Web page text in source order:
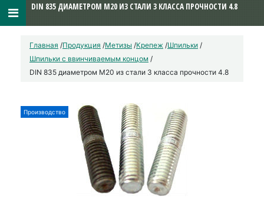
Главная /Продукция /Метизы /Крепеж /Шпильки /
Шпильки с ввинчиваемым концом /
DIN 835 диаметром М20 из стали 3 класса прочности 4.8
Производство
DIN 835 ДИАМЕТРОМ М20 ИЗ СТАЛИ 3 КЛАССА ПРОЧНОСТИ 4.8